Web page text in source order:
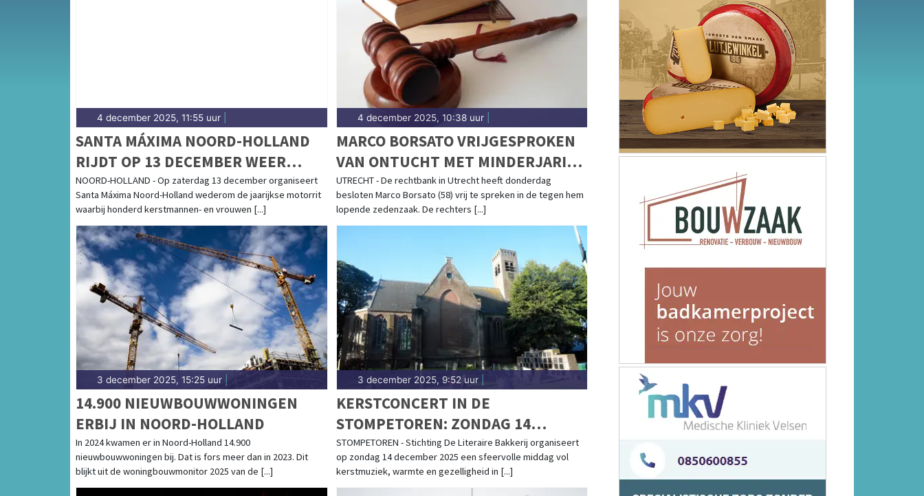
4 december 2025, 11:55 uur
SANTA MÁXIMA NOORD-HOLLAND
RIJDT OP 13 DECEMBER WEER
DOOR DE PROVINCIE
NOORD-HOLLAND - Op zaterdag 13 december organiseert
Santa Máxima Noord-Holland wederom de jaarijkse motorrit
waarbij honderd kerstmannen- en vrouwen [...]
4 december 2025, 10:38 uur|
MARCO BORSATO VRIJGESPROKEN
VAN ONTUCHT MET MINDERJARIG
MEISJE
UTRECHT - De rechtbank in Utrecht heeft donderdag
besloten Marco Borsato (58) vrij te spreken in de tegen hem
lopende zedenzaak. De rechters [...]
3 december 2025, 15:25 uur
14.900 NIEUWBOUWWONINGEN
ERBIJ IN NOORD-HOLLAND
In 2024 kwamen er in Noord-Holland 14.900
nieuwbouwwoningen bij. Dat is fors meer dan in 2023. Dit
blijkt uit de woningbouwmonitor 2025 van de [...]
3 december 2025, 9:52 uur|
KERSTCONCERT IN DE
STOMPETOREN: ZONDAG 14
DECEMBER 2025 – GEORGANISEERD
DOOR STICHTING DE LITERAIRE
BAKKERIJ
STOMPETOREN - Stichting De Literaire Bakkerij organiseert
op zondag 14 december 2025 een sfeervolle middag vol
kerstmuziek, warmte en gezelligheid in [...]